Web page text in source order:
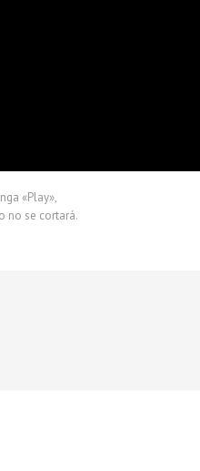
«Play»,
no se cortará.